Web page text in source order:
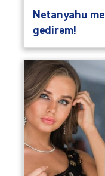
Netanyahu
gedirəm!